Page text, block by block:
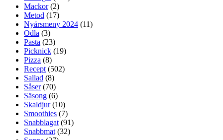
Mackor(2)
Metod (17)
Nyårsmeny 2024 (11)
Odla (3)
Pasta (23)
Picknick (19)
Pizza (8)
Recept (502)
Sallad (8)
Såser(70)
Säsong (6)
Skaldjur(10)
Smoothies (7)
Snabblagat (91)
Snabbmat (32)